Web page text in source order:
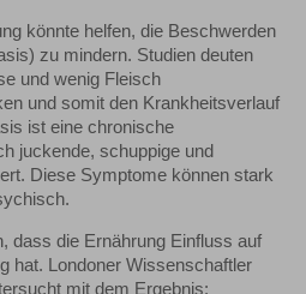
könnte helfen, die Beschwerden
zu mindern. Studien deuten
und wenig Fleisch
und somit den Krankheitsverlauf
ist eine chronische
juckende, schuppige und
Diese Symptome können stark
dass die Ernährung Einfluss auf
hat. Londoner Wissenschaftler
mit dem Ergebnis: